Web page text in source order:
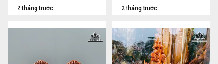
2 tháng trước 2 tháng trước